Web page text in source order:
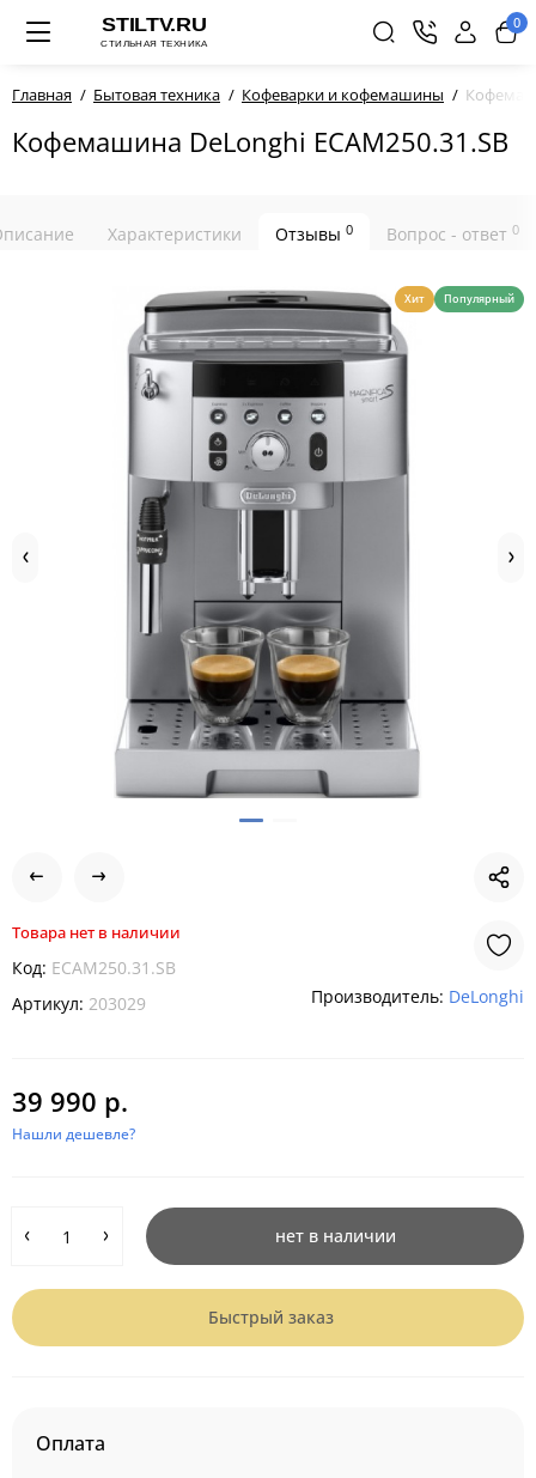
0
Главная Бытовая техника Кофеварки и кофемашины
Кофемашина DeLonghi ECAM250.31.SB
Характеристики Отзывы 0 Вопрос - ответ 0
Хит Популярный
Товара нет в наличии
Код: ECAM250.31.SB
Артикул: 203029 Производитель: DeLonghi
39 990 р.
Нашли дешевле?
нет в наличии
Быстрый заказ
Оплата